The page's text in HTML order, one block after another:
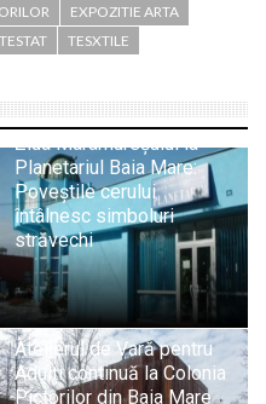
EXPOZITIE ARTA
TESXTILE
Ziua Maramureșului la
Planetariul Baia Mare:
Poveștile cerului
întâlnesc simboluri
străvechi
Atelierul de Vară pentru
Adulți continuă la Colonia
Pictorilor din Baia Mare